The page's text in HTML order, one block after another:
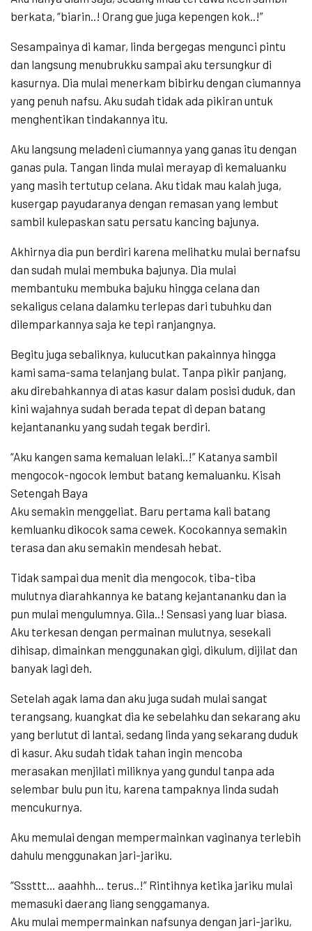
berkata, “biarin..! Orang gue juga kepengen kok..!”
Sesampainya di kamar, linda bergegas mengunci pintu
dan langsung menubrukku sampai aku tersungkur di
kasurnya. Dia mulai menerkam bibirku dengan ciumannya
yang penuh nafsu. Aku sudah tidak ada pikiran untuk
menghentikan tindakannya itu.
Aku langsung meladeni ciumannya yang ganas itu dengan
ganas pula. Tangan linda mulai merayap di kemaluanku
yang masih tertutup celana. Aku tidak mau kalah juga,
kusergap payudaranya dengan remasan yang lembut
sambil kulepaskan satu persatu kancing bajunya.
Akhirnya dia pun berdiri karena melihatku mulai bernafsu
dan sudah mulai membuka bajunya. Dia mulai
membantuku membuka bajuku hingga celana dan
sekaligus celana dalamku terlepas dari tubuhku dan
dilemparkannya saja ke tepi ranjangnya.
Begitu juga sebaliknya, kulucutkan pakainnya hingga
kami sama-sama telanjang bulat. Tanpa pikir panjang,
aku direbahkannya di atas kasur dalam posisi duduk, dan
kini wajahnya sudah berada tepat di depan batang
kejantananku yang sudah tegak berdiri.
“Aku kangen sama kemaluan lelaki..!” Katanya sambil
mengocok-ngocok lembut batang kemaluanku. Kisah
Setengah Baya
Aku semakin menggeliat. Baru pertama kali batang
kemluanku dikocok sama cewek. Kocokannya semakin
terasa dan aku semakin mendesah hebat.
Tidak sampai dua menit dia mengocok, tiba-tiba
mulutnya diarahkannya ke batang kejantananku dan ia
pun mulai mengulumnya. Gila..! Sensasi yang luar biasa.
Aku terkesan dengan permainan mulutnya, sesekali
dihisap, dimainkan menggunakan gigi, dikulum, dijilat dan
banyak lagi deh.
Setelah agak lama dan aku juga sudah mulai sangat
terangsang, kuangkat dia ke sebelahku dan sekarang aku
yang berlutut di lantai, sedang linda yang sekarang duduk
di kasur. Aku sudah tidak tahan ingin mencoba
merasakan menjilati miliknya yang gundul tanpa ada
selembar bulu pun itu, karena tampaknya linda sudah
mencukurnya.
Aku memulai dengan mempermainkan vaginanya terlebih
dahulu menggunakan jari-jariku.
“Sssttt… aaahhh… terus..!” Rintihnya ketika jariku mulai
memasuki daerang liang senggamanya.
Aku mulai mempermainkan nafsunya dengan jari-jariku,